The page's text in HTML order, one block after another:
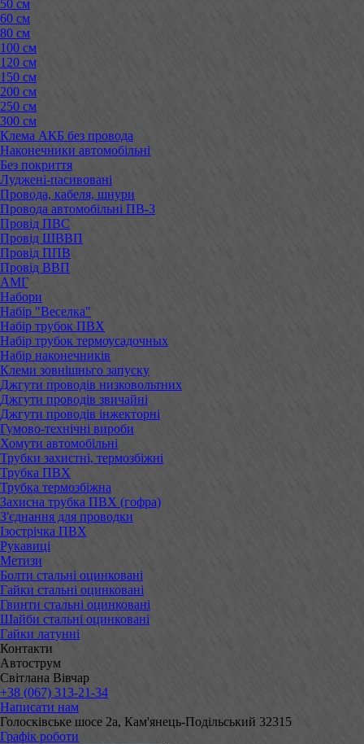
50 см
60 см
80 см
100 см
120 см
150 см
200 см
250 см
300 см
Клема АКБ без провода
Наконечники автомобільні
Без покриття
Луджені-пасивовані
Провода, кабеля, шнури
Провода автомобільні ПВ-3
Провід ПВС
Провід ШВВП
Провід ППВ
Провід ВВП
АМГ
Набори
Набір "Веселка"
Набір трубок ПВХ
Набір трубок термоусадочных
Набір наконечників
Клеми зовнішньго запуску
Джгути проводів низковольтних
Джгути проводів звичайні
Джгути проводів інжекторні
Гумово-технічні вироби
Хомути автомобільні
Трубки захистні, термозбіжні
Трубка ПВХ
Трубка термозбіжна
Захисна трубка ПВХ (гофра)
З'єднання для проводки
Ізострічка ПВХ
Рукавиці
Метизи
Болти стальні оцинковані
Гайки стальні оцинковані
Гвинти стальні оцинковані
Шайби стальні оцинковані
Гайки латунні
Контакти
Автострум
Світлана Вівчар
+38 (067) 313-21-34
Написати нам
Голосківське шосе 2а, Кам'янець-Подільський 32315
Графік роботи